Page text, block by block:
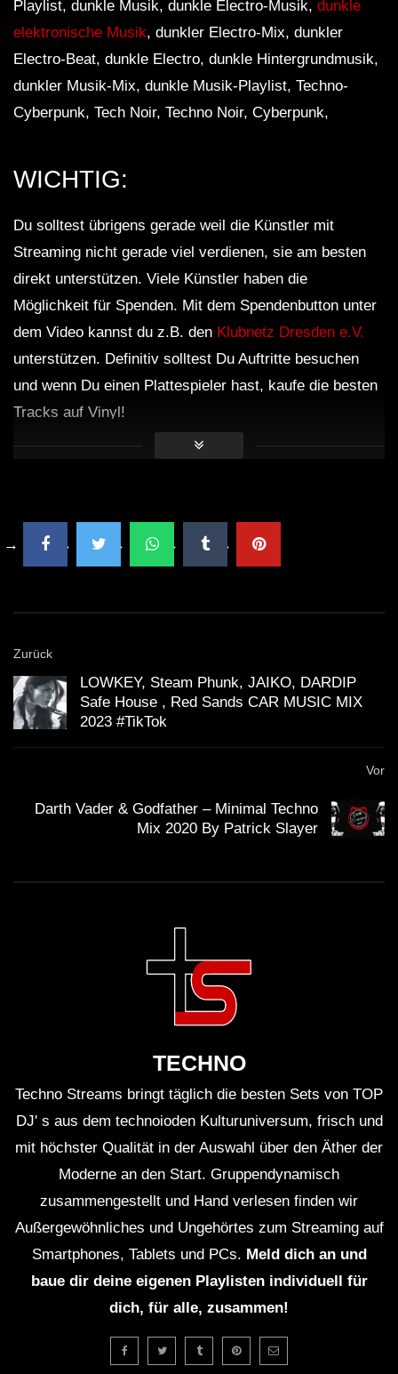
Playlist, dunkle Musik, dunkle Electro-Musik, dunkle
elektronische Musik, dunkler Electro-Mix, dunkler
Electro-Beat, dunkle Electro, dunkle Hintergrundmusik,
dunkler Musik-Mix, dunkle Musik-Playlist, Techno-
Cyberpunk, Tech Noir, Techno Noir, Cyberpunk,
WICHTIG:
Du solltest übrigens gerade weil die Künstler mit
Streaming nicht gerade viel verdienen, sie am besten
direkt unterstützen. Viele Künstler haben die
Möglichkeit für Spenden. Mit dem Spendenbutton unter
dem Video kannst du z.B. den Klubnetz Dresden e.V.
unterstützen. Definitiv solltest Du Auftritte besuchen
und wenn Du einen Plattespieler hast, kaufe die besten
Tracks auf Vinyl!
Zurück
LOWKEY, Steam Phunk, JAIKO, DARDIP
Safe House , Red Sands CAR MUSIC MIX
2023 #TikTok
Vor
Darth Vader & Godfather – Minimal Techno
Mix 2020 By Patrick Slayer
TECHNO
Techno Streams bringt täglich die besten Sets von TOP
DJ' s aus dem technoioden Kulturuniversum, frisch und
mit höchster Qualität in der Auswahl über den Äther der
Moderne an den Start. Gruppendynamisch
zusammengestellt und Hand verlesen finden wir
Außergewöhnliches und Ungehörtes zum Streaming auf
Smartphones, Tablets und PCs. Meld dich an und
baue dir deine eigenen Playlisten individuell für
dich, für alle, zusammen!